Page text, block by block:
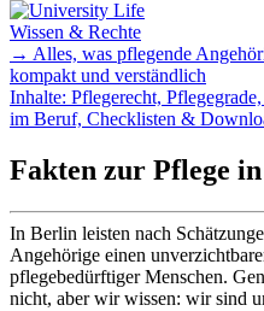
Wissen & Rechte
→ Alles, was pflegende
kompakt und verständlich
Inhalte: Pflegerecht,
im Beruf, Checklisten &
Fakten zur Pflege
In Berlin leisten nach
Angehörige einen
pflegebedürftiger Menschen.
nicht, aber wir wissen: wir sind